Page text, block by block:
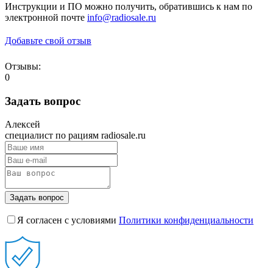
Инструкции и ПО можно получить, обратившись к нам по
электронной почте info@radiosale.ru
Добавьте свой отзыв
Отзывы:
0
Задать вопрос
Алексей
специалист по рациям radiosale.ru
Задать вопрос
Я согласен с условиями Политики конфиденциальности